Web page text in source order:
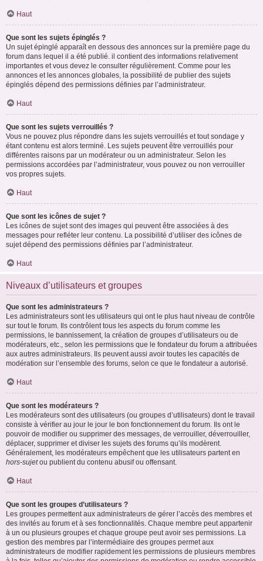
Haut
Que sont les sujets épinglés ?
Un sujet épinglé apparaît en dessous des annonces sur la première page du
forum dans lequel il a été publié. il contient des informations relativement
importantes et vous devez le consulter régulièrement. Comme pour les
annonces et les annonces globales, la possibilité de publier des sujets
épinglés dépend des permissions définies par l’administrateur.
Haut
Que sont les sujets verrouillés ?
Vous ne pouvez plus répondre dans les sujets verrouillés et tout sondage y
étant contenu est alors terminé. Les sujets peuvent être verrouillés pour
différentes raisons par un modérateur ou un administrateur. Selon les
permissions accordées par l’administrateur, vous pouvez ou non verrouiller
vos propres sujets.
Haut
Que sont les icônes de sujet ?
Les icônes de sujet sont des images qui peuvent être associées à des
messages pour refléter leur contenu. La possibilité d’utiliser des icônes de
sujet dépend des permissions définies par l’administrateur.
Haut
Niveaux d’utilisateurs et groupes
Que sont les administrateurs ?
Les administrateurs sont les utilisateurs qui ont le plus haut niveau de contrôle
sur tout le forum. Ils contrôlent tous les aspects du forum comme les
permissions, le bannissement, la création de groupes d’utilisateurs ou de
modérateurs, etc., selon les permissions que le fondateur du forum a attribuées
aux autres administrateurs. Ils peuvent aussi avoir toutes les capacités de
modération sur l’ensemble des forums, selon ce que le fondateur a autorisé.
Haut
Que sont les modérateurs ?
Les modérateurs sont des utilisateurs (ou groupes d’utilisateurs) dont le travail
consiste à vérifier au jour le jour le bon fonctionnement du forum. Ils ont le
pouvoir de modifier ou supprimer des messages, de verrouiller, déverrouiller,
déplacer, supprimer et diviser les sujets des forums qu’ils modèrent.
Généralement, les modérateurs empêchent que les utilisateurs partent en
hors-sujetou publient du contenu abusif ou offensant.
Haut
Que sont les groupes d’utilisateurs ?
Les groupes permettent aux administrateurs de gérer l’accès des membres et
des invités au forum et à ses fonctionnalités. Chaque membre peut appartenir
à un ou plusieurs groupes et chaque groupe peut avoir ses permissions. La
gestion des membres par l’intermédiaire des groupes permet aux
administrateurs de modifier rapidement les permissions de plusieurs membres